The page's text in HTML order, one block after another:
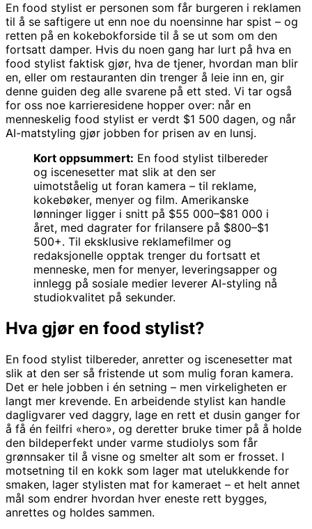
En food stylist er personen som får burgeren i reklamen
til å se saftigere ut enn noe du noensinne har spist – og
retten på en kokebokforside til å se ut som om den
fortsatt damper. Hvis du noen gang har lurt på hva en
food stylist faktisk gjør, hva de tjener, hvordan man blir
en, eller om restauranten din trenger å leie inn en, gir
denne guiden deg alle svarene på ett sted. Vi tar også
for oss noe karrieresidene hopper over: når en
menneskelig food stylist er verdt $1 500 dagen, og når
AI-matstyling gjør jobben for prisen av en lunsj.
Kort oppsummert: En food stylist tilbereder
og iscenesetter mat slik at den ser
uimotståelig ut foran kamera – til reklame,
kokebøker, menyer og film. Amerikanske
lønninger ligger i snitt på $55 000–$81 000 i
året, med dagrater for frilansere på $800–$1
500+. Til eksklusive reklamefilmer og
redaksjonelle opptak trenger du fortsatt et
menneske, men for menyer, leveringsapper og
innlegg på sosiale medier leverer AI-styling nå
studiokvalitet på sekunder.
Hva gjør en food stylist?
En food stylist tilbereder, anretter og iscenesetter mat
slik at den ser så fristende ut som mulig foran kamera.
Det er hele jobben i én setning – men virkeligheten er
langt mer krevende. En arbeidende stylist kan handle
dagligvarer ved daggry, lage en rett et dusin ganger for
å få én feilfri «hero», og deretter bruke timer på å holde
den bildeperfekt under varme studiolys som får
grønnsaker til å visne og smelter alt som er frosset. I
motsetning til en kokk som lager mat utelukkende for
smaken, lager stylisten mat for kameraet – et helt annet
mål som endrer hvordan hver eneste rett bygges,
anrettes og holdes sammen.